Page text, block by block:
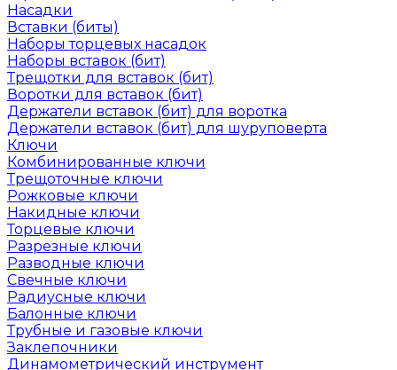
Насадки
Вставки (биты)
Наборы торцевых насадок
Наборы вставок (бит)
Трещотки для вставок (бит)
Воротки для вставок (бит)
Держатели вставок (бит) для воротка
Держатели вставок (бит) для шуруповерта
Ключи
Комбинированные ключи
Трещоточные ключи
Рожковые ключи
Накидные ключи
Торцевые ключи
Разрезные ключи
Разводные ключи
Свечные ключи
Радиусные ключи
Балонные ключи
Трубные и газовые ключи
Заклепочники
Динамометрический инструмент